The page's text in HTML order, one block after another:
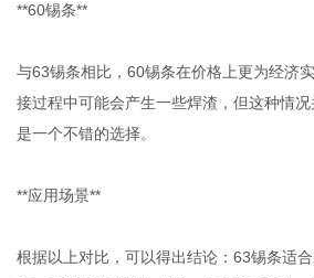
**60锡条**
与63锡条相比，60锡条在价格上更为经济
接过程中可能会产生一些焊渣，但这种情
是一个不错的选择。
**应用场景**
根据以上对比，可以得出结论：63锡条适